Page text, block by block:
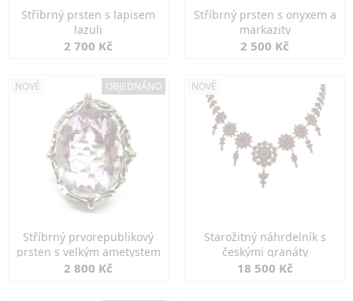
Stříbrný prsten s lapisem
lazuli
2 700 Kč
Stříbrný prsten s onyxem a
markazity
2 500 Kč
NOVÉ OBJEDNÁNO
Stříbrný prvorepublikový
prsten s velkým ametystem
2 800 Kč
NOVÉ
Starožitný náhrdelník s
českými granáty
18 500 Kč